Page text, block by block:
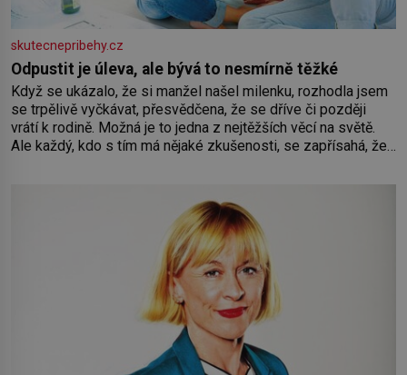
skutecnepribehy.cz
Odpustit je úleva, ale bývá to nesmírně těžké
Když se ukázalo, že si manžel našel milenku, rozhodla jsem
se trpělivě vyčkávat, přesvědčena, že se dříve či později
vrátí k rodině. Možná je to jedna z nejtěžších věcí na světě.
Ale každý, kdo s tím má nějaké zkušenosti, se zapřísahá, že